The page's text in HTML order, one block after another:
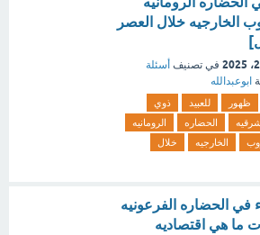
الخارجيه خلال العصر
في تصنيف أسئلة
ابوعبدالله
ظهور للعبيد
ذوي
الحضاره
الرومانيه
الخارجيه
خلال
في الحضاره الفرعونيه
ما هي اقتصاديه